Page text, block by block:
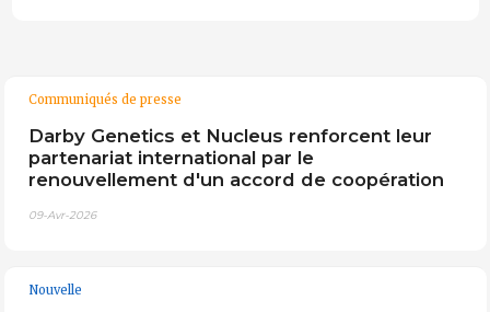
Communiqués de presse
Darby Genetics et Nucleus renforcent leur
partenariat international par le
renouvellement d'un accord de coopération
09-Avr-2026
Nouvelle